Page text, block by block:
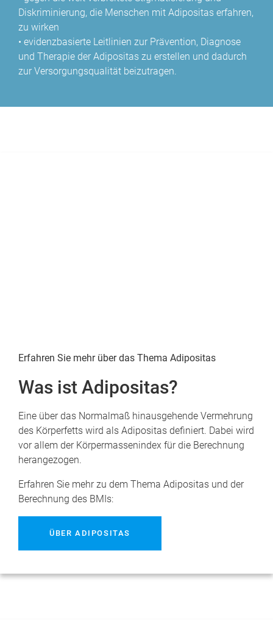
Diskriminierung, die Menschen mit Adipositas erfahren,
zu wirken
• evidenzbasierte Leitlinien zur Prävention, Diagnose
und Therapie der Adipositas zu erstellen und dadurch
zur Versorgungsqualität beizutragen.
Erfahren Sie mehr über das Thema Adipositas
Was ist Adipositas?
Eine über das Normalmaß hinausgehende Vermehrung
des Körperfetts wird als Adipositas definiert. Dabei wird
vor allem der Körpermassenindex für die Berechnung
herangezogen.
Erfahren Sie mehr zu dem Thema Adipositas und der
Berechnung des BMIs:
ÜBER ADIPOSITAS